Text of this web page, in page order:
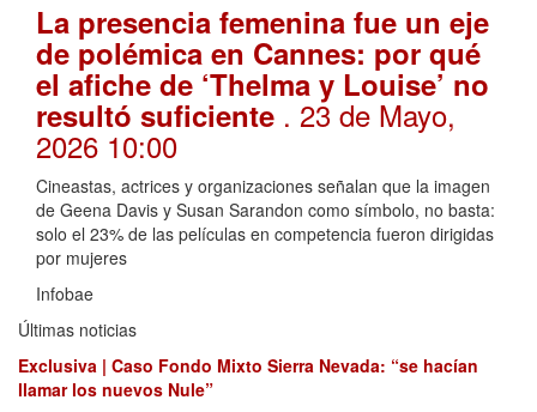
La presencia femenina fue un eje
de polémica en Cannes: por qué
el afiche de ‘Thelma y Louise’ no
resultó suficiente . 23 de Mayo,
2026 10:00
Cineastas, actrices y organizaciones señalan que la imagen
de Geena Davis y Susan Sarandon como símbolo, no basta:
solo el 23% de las películas en competencia fueron dirigidas
por mujeres
Infobae
Últimas noticias
Exclusiva | Caso Fondo Mixto Sierra Nevada: “se hacían
llamar los nuevos Nule”